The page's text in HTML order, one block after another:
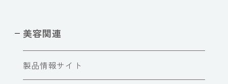
美容関連
製品情報サイト